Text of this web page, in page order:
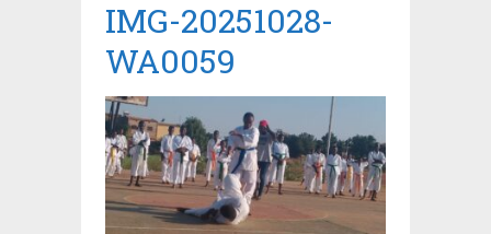
IMG-20251028-
WA0059